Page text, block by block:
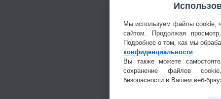
Мы используем файлы cookie,
сайтом. Продолжая
Подробнее о том, как мы
конфиденциальности
Вы также можете
сохранение файлов
безопасности в Вашем веб-